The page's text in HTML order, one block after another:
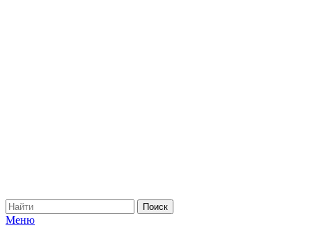
Меню